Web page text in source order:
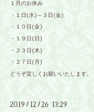
１月のお休み
・１日(水)～３日(金)
・１０日(金)
・１９日(日)
・２３日(木)
・２７日(月)
どうぞ宜しくお願いいたします。
2019 / 12 / 26 13:29